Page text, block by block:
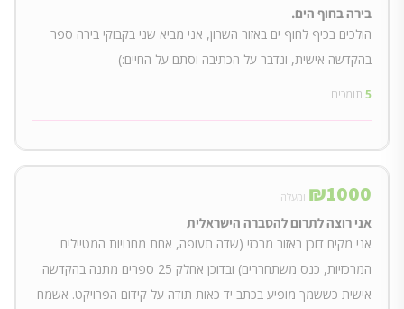
בירה בחוף הים.
הולכים בכיף לחוף ים באזור השרון, אני מביא שני בקבוקי בירה ספר
בהקדשה אישית, ונדבר על הכתיבה וסתם על החיים:)
5 תומכים
₪1000 ומעלה
אני רוצה לתרום להסברה הישראלית
אני מקים דוכן באזור מרכזי (שדה תעופה, אחת מחנויות המטיילים
המרכזיות, כנס משתחררים) ובדוכן אחלק 25 ספרים מתנה בהקדשה
אישית כששמך מופיע בכתב יד כאות תודה על קידום הפרויקט. אשמח